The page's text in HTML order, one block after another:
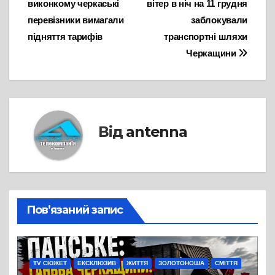
записів
вітер в ніч на 11 грудня
заблокували
транспортні шляхи
Черкащини
виконкому черкаські
перевізники вимагали
підняття тарифів
Від antenna
Пов’язаний запис
TV СЮЖЕТ ЕКСКЛЮЗИВ ЖИТТЯ ЗОЛОТОНОША СМІТТЯ